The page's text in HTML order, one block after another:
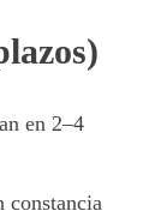
en 2–4
constancia